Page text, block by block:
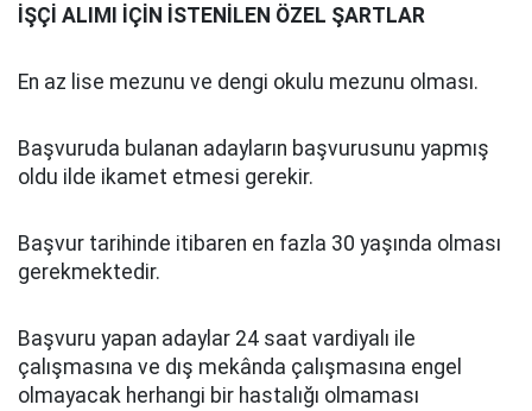
İŞÇİ ALIMI İÇİN İSTENİLEN ÖZEL ŞARTLAR
En az lise mezunu ve dengi okulu mezunu olması.
Başvuruda bulanan adayların başvurusunu yapmış
oldu ilde ikamet etmesi gerekir.
Başvur tarihinde itibaren en fazla 30 yaşında olması
gerekmektedir.
Başvuru yapan adaylar 24 saat vardiyalı ile
çalışmasına ve dış mekânda çalışmasına engel
olmayacak herhangi bir hastalığı olmaması